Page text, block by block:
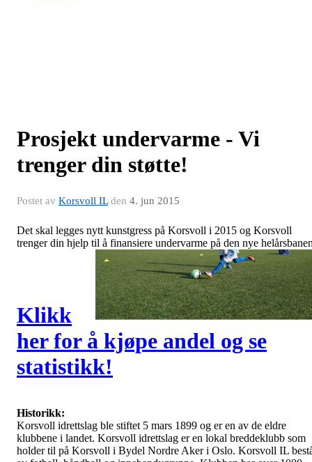
Prosjekt undervarme - Vi
trenger din støtte!
Postet av Korsvoll ILden 4. jun 2015
Det skal legges nytt kunstgress på Korsvoll i 2015 og Korsvoll
trenger din hjelp til å finansiere undervarme på den nye
Klikk
her for å kjøpe andel og se
statistikk!
Historikk:
Korsvoll idrettslag ble stiftet 5 mars 1899 og er en av de eldre
klubbene i landet. Korsvoll idrettslag er en lokal breddeklubb som
holder til på Korsvoll i Bydel Nordre Aker i Oslo. Korsvoll IL